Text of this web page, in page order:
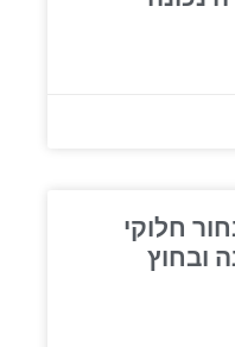
חלוקי
ובחוץ